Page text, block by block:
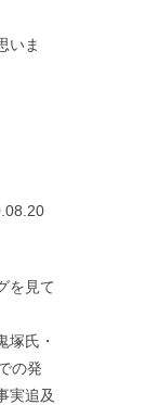
いま
を見て
塚氏・
の発
実追及